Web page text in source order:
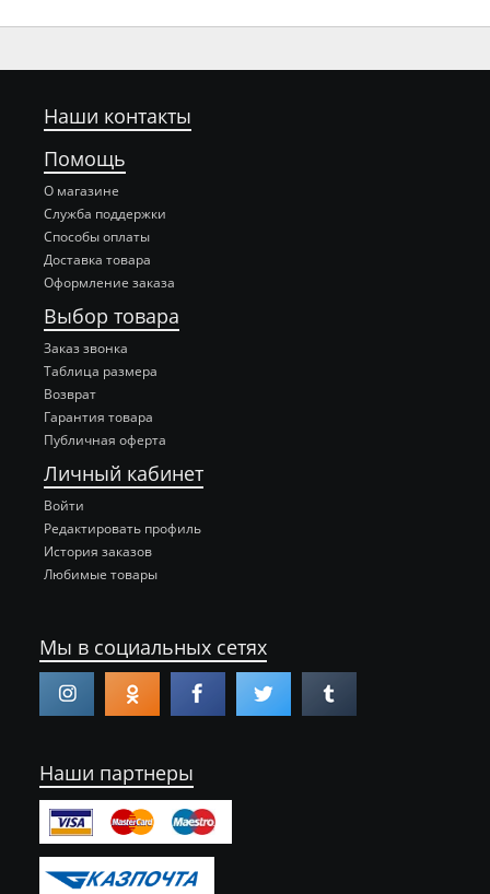
Наши контакты
Помощь
О магазине
Служба поддержки
Способы оплаты
Доставка товара
Оформление заказа
Выбор товара
Заказ звонка
Таблица размера
Возврат
Гарантия товара
Публичная оферта
Личный кабинет
Войти
Редактировать профиль
История заказов
Любимые товары
Мы в социальных сетях
Наши партнеры